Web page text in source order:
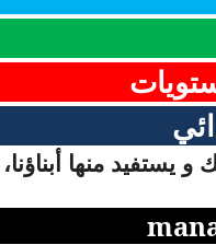
يستفيد منها